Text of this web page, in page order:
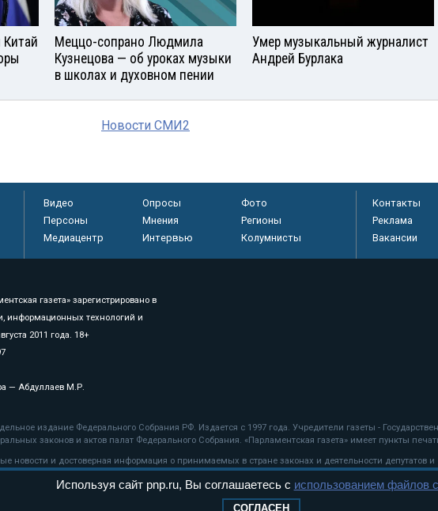
Меццо-сопрано Людмила
Кузнецова — об уроках музыки
в школах и духовном пении
Умер музыкальный журналист
Андрей Бурлака
Новости СМИ2
Видео Опросы
Фото
Персоны
Мнения
Регионы
Медиацентр
Интервью Колумнисты
Контакты
Реклама
Вакансии
газета» зарегистрировано в
информационных технологий и
2011 года. 18+
— Абдуллаев М.Р.
издание Федерального Собрания РФ. Издается с 1997 года. Учредители газеты -
законов и актов палат Федерального Собрания. «Парламентская газета» имеет пункты
новости и достоверная информация о принимаемых в стране законах и деятельности депутатов
обязательна.
технологии
Используя сайт pnp.ru, Вы соглашаетесь с использованием файлов
СОГЛАСЕН